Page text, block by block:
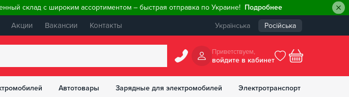
склад с широким ассортиментом – быстрая отправка по Украине! Подробнее
Акции Вакансии Контакты Українська Російська
Приветствуем,
войдите в кабинет
Автотовары Зарядные для электромобилей Электротранспорт